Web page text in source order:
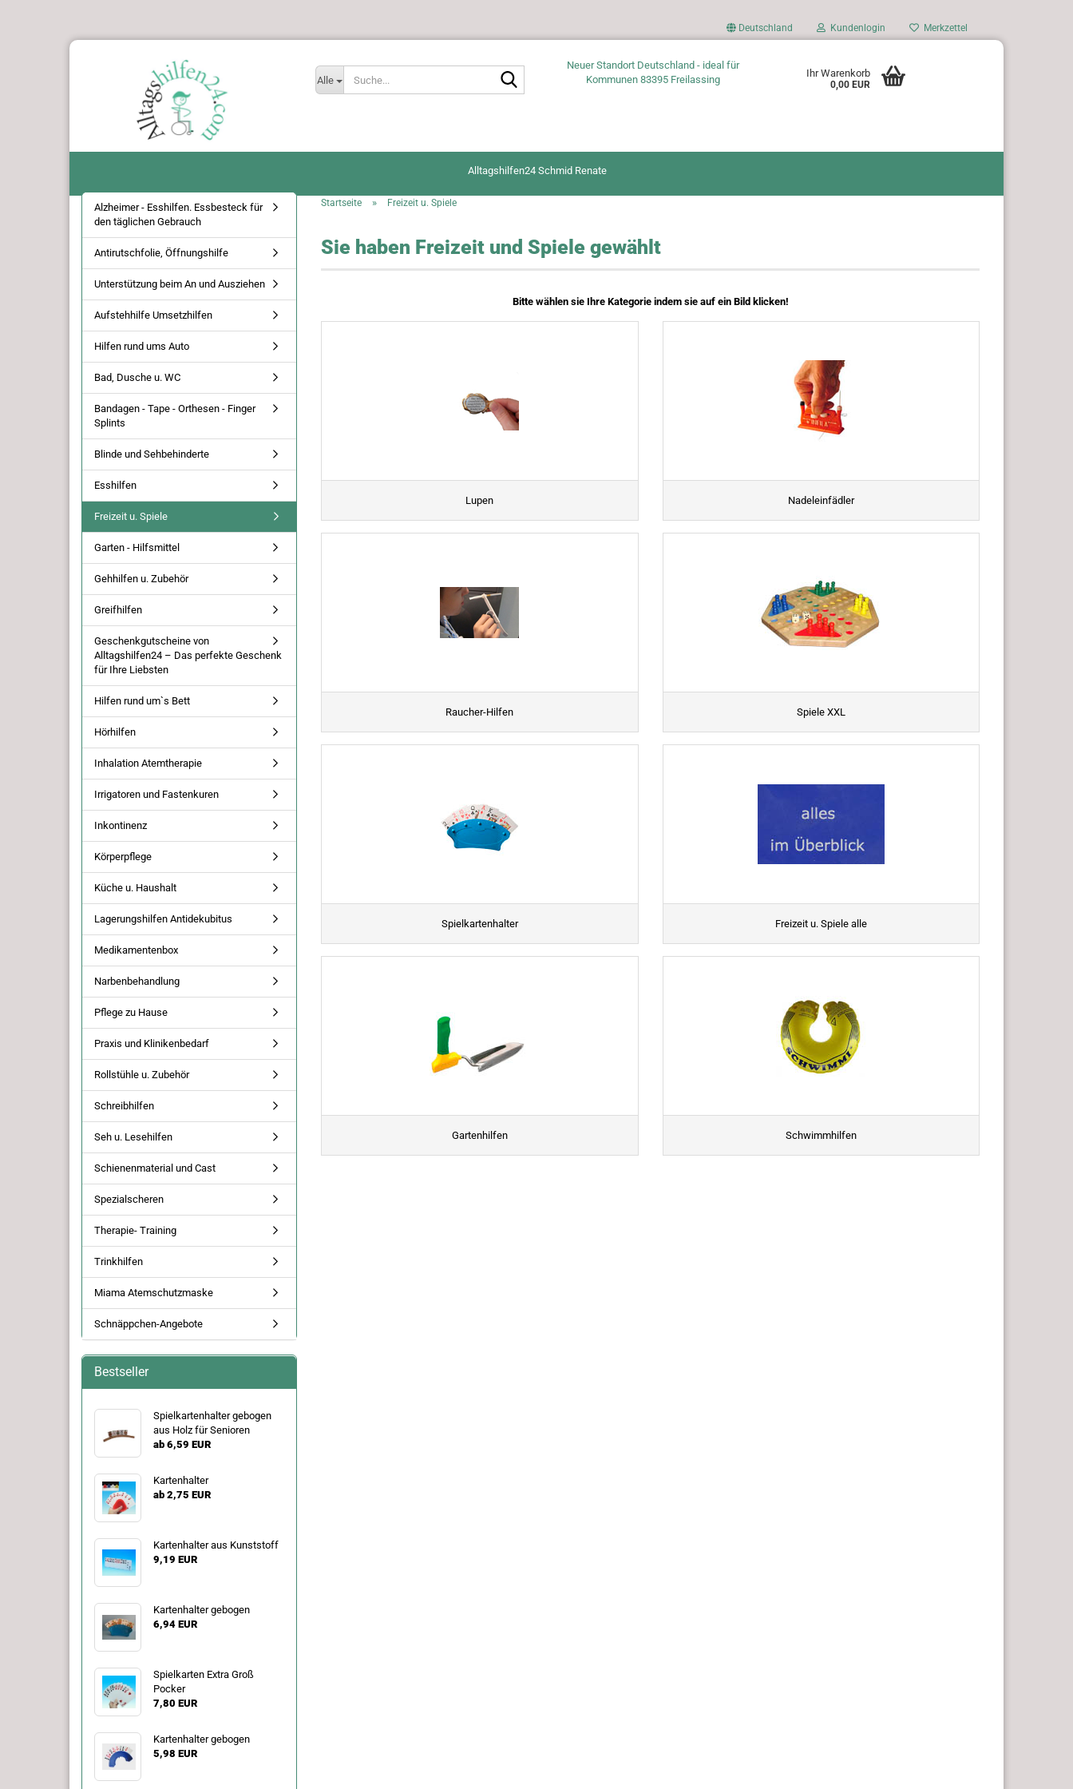
Deutschland Kundenlogin Merkzettel
Alle
Neuer Standort Deutschland - ideal für
Kommunen 83395 Freilassing
Ihr Warenkorb
0,00 EUR
Alltagshilfen24 Schmid Renate
Startseite » Freizeit u. Spiele
Sie haben Freizeit und Spiele gewählt
Bitte wählen sie Ihre Kategorie indem sie auf ein Bild klicken!
Lupen Nadeleinfädler
Raucher-Hilfen Spiele XXL
Spielkartenhalter Freizeit u. Spiele alle
Gartenhilfen Schwimmhilfen
Alzheimer - Esshilfen. Essbesteck für
den täglichen Gebrauch
Antirutschfolie, Öffnungshilfe
Unterstützung beim An und Ausziehen
Aufstehhilfe Umsetzhilfen
Hilfen rund ums Auto
Bad, Dusche u. WC
Bandagen - Tape - Orthesen - Finger
Splints
Blinde und Sehbehinderte
Esshilfen
Freizeit u. Spiele
Garten - Hilfsmittel
Gehhilfen u. Zubehör
Greifhilfen
Geschenkgutscheine von
Alltagshilfen24 – Das perfekte Geschenk
für Ihre Liebsten
Hilfen rund um`s Bett
Hörhilfen
Inhalation Atemtherapie
Irrigatoren und Fastenkuren
Inkontinenz
Körperpflege
Küche u. Haushalt
Lagerungshilfen Antidekubitus
Medikamentenbox
Narbenbehandlung
Pflege zu Hause
Praxis und Klinikenbedarf
Rollstühle u. Zubehör
Schreibhilfen
Seh u. Lesehilfen
Schienenmaterial und Cast
Spezialscheren
Therapie- Training
Trinkhilfen
Miama Atemschutzmaske
Schnäppchen-Angebote
Bestseller
Spielkartenhalter gebogen
aus Holz für Senioren
ab 6,59 EUR
Kartenhalter
ab 2,75 EUR
Kartenhalter aus Kunststoff
9,19 EUR
Kartenhalter gebogen
6,94 EUR
Spielkarten Extra Groß
Pocker
7,80 EUR
Kartenhalter gebogen
5,98 EUR